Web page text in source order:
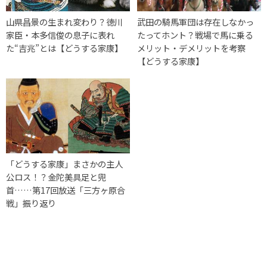
山県昌景の生まれ変わり？徳川
家臣・本多信俊の息子に表れ
た“吉兆”とは【どうする家康】
武田の騎馬軍団は存在しなかっ
たってホント？戦場で馬に乗る
メリット・デメリットを考察
【どうする家康】
「どうする家康」まさかの主人
公ロス！？金陀美具足と兜
首……第17回放送「三方ヶ原合
戦」振り返り